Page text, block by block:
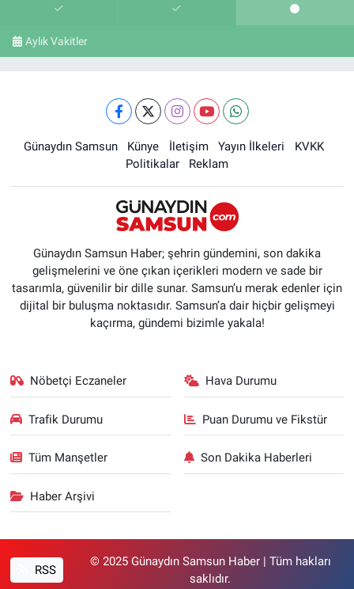
Aylık Vakitler
Günaydın Samsun Künye İletişim Yayın İlkeleri
KVKK
Politikalar
Reklam
Günaydın Samsun Haber; şehrin gündemini, son dakika
gelişmelerini ve öne çıkan içerikleri modern ve sade bir
tasarımla, güvenilir bir dille sunar. Samsun’u merak edenler için
dijital bir buluşma noktasıdır. Samsun’a dair hiçbir gelişmeyi
kaçırma, gündemi bizimle yakala!
Nöbetçi Eczaneler Hava Durumu
Trafik Durumu Puan Durumu ve Fikstür
Tüm Manşetler Son Dakika Haberleri
Haber Arşivi
RSS
© 2025 Günaydın Samsun Haber | Tüm hakları
saklıdır.